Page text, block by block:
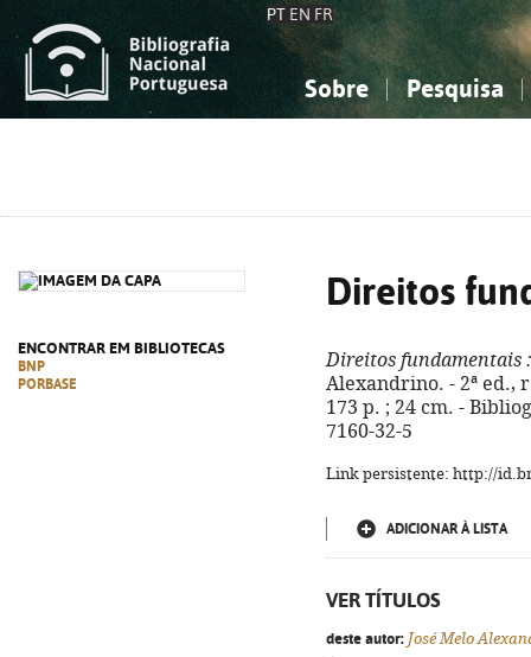
PT EN FR
Sobre Pesquisa
ENCONTRAR EM BIBLIOTECAS
BNP
PORBASE
Direitos
Direitos fundamentais
Alexandrino. - 2ª ed.,
173 p. ; 24 cm. -
7160-32-5
Link persistente: http://
ADICIONAR À LISTA
VER TÍTULOS
deste autor: José Melo